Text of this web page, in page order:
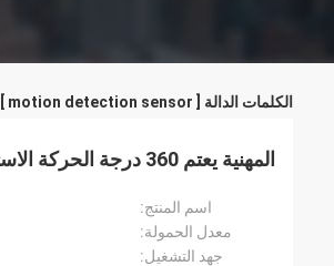
الكلمات الدالة [ motion detection sensor ] مباراة
المهنية يعتم 360 درجة الحركة الاستشعار 5.8 جيجا هرتز مع دس العملية
اسم المنتج:
معدل الحمولة:
جهد التشغيل: